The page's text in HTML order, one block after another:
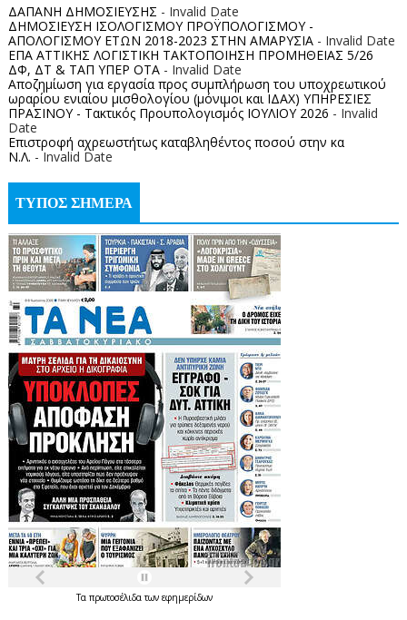
ΔΑΠΑΝΗ ΔΗΜΟΣΙΕΥΣΗΣ - Invalid Date
ΔΗΜΟΣΙΕΥΣΗ ΙΣΟΛΟΓΙΣΜΟΥ ΠΡΟΫΠΟΛΟΓΙΣΜΟΥ -
ΑΠΟΛΟΓΙΣΜΟΥ ΕΤΩΝ 2018-2023 ΣΤΗΝ ΑΜΑΡΥΣΙΑ- Invalid Date
ΕΠΑ ΑΤΤΙΚΗΣ ΛΟΓΙΣΤΙΚΗ ΤΑΚΤΟΠΟΙΗΣΗ ΠΡΟΜΗΘΕΙΑΣ 5/26
ΔΦ, ΔΤ & ΤΑΠ ΥΠΕΡ ΟΤΑ- Invalid Date
Αποζημίωση για εργασία προς συμπλήρωση του υποχρεωτικού
ωραρίου ενιαίου μισθολογίου (μόνιμοι και ΙΔΑΧ) ΥΠΗΡΕΣΙΕΣ
ΠΡΑΣΙΝΟΥ - Τακτικός Προυπολογισμός ΙΟΥΛΙΟΥ 2026 - Invalid
Date
Επιστροφή αχρεωστήτως καταβληθέντος ποσoύ στην κα
Ν.Λ. - Invalid Date
ΤΥΠΟΣ ΣΗΜΕΡΑ
Τα πρωτοσέλιδατων εφημερίδων